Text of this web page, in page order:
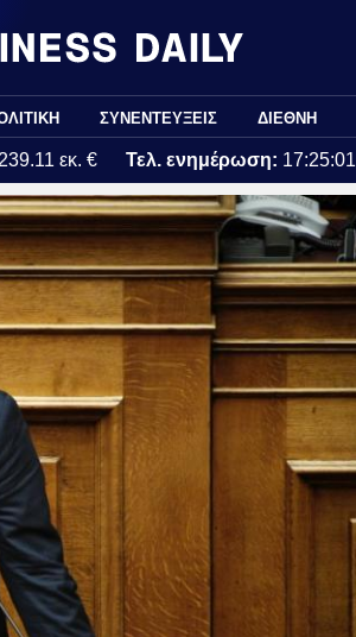
ΣΥΝΕΝΤΕΥΞΕΙΣ ΔΙΕΘΝΗ
239.11 εκ. € Τελ. ενημέρωση: 17:25:01